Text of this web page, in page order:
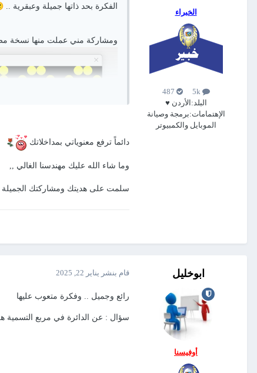
الخبراء
البلد:الأردن ♥
الإهتمامات:برمجة وصيانة
الموبايل والكمبيوتر
الفكرة بحد ذاتها جميلة وعبقرية ..
ومشاركة مني عملت منها نسخة
دائماً ترفع معنوياتي بمداخلاتك
وما شاء الله عليك مهندسنا الغالي ,,
سلمت على هديتك ومشاركتك الجميلة
ابوخليل
أوفيسنا
قام بنشر يناير 22, 2025
رائع وجميل .. وفكرة متعوب عليها
سؤال : عن الدائرة في مربع